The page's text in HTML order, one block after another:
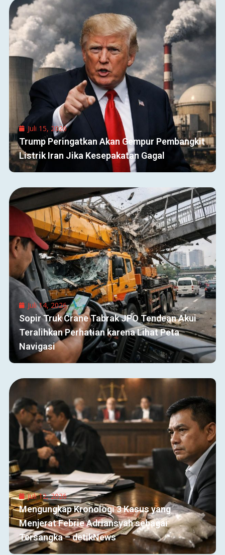
Juli 15, 2026
Trump Peringatkan Akan Gempur Pembangkit
Listrik Iran Jika Kesepakatan Gagal
Juli 14, 2026
Sopir Truk Crane Tabrak JPO Tendean Akui
Teralihkan Perhatian karena Lihat Peta
Navigasi
Juli 12, 2026
Mengungkap Kronologi 3 Kasus yang
Menjerat Febrie Adriansyah sebagai
Tersangka – detikNews